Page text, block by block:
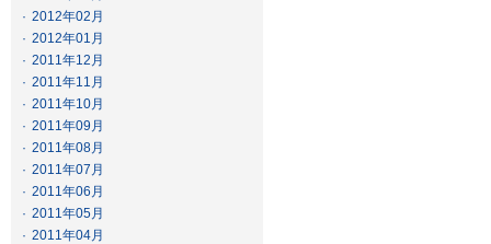
· 2012年02月
· 2012年01月
· 2011年12月
· 2011年11月
· 2011年10月
· 2011年09月
· 2011年08月
· 2011年07月
· 2011年06月
· 2011年05月
· 2011年04月